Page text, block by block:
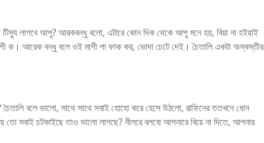
লাগবে আপু? আরকবন্ধু বলো, এটারে কোন দিক থেকে আপু মনে হয়, বিয়া না হইয়াই
ক। আরেক বন্ধু বলে ওই মাগী পা ফাক কর, ভোদা চেটে দেই। চৈতালি একটা অস্বস্তীর
চৈতালি বলে ভালো, সাথে সাথে সবাই হোহো করে হেসে উঠলো, রাফিনের ততখনে ধোন
তো সবাই চটকাইছে তাও ভালো লাগছে? নীলরে বলবো আপনারে বিয়ে না দিতে, আপনার